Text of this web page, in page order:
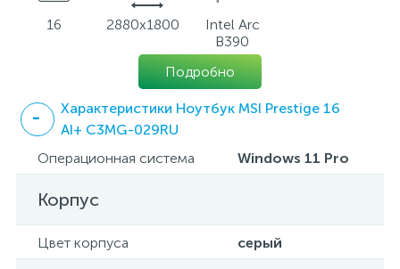
16 2880x1800
Intel Arc
B390
Подробно
Характеристики Ноутбук MSI Prestige 16
AI+ C3MG-029RU
Операционная система
Windows 11 Pro
Корпус
Цвет корпуса серый